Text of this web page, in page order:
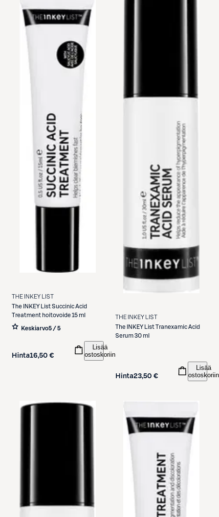
THE INKEY LIST
The INKEY ListSuccinic Acid
Treatment hoitovoide 15 ml
Keskiarvo5 / 5
Hinta16,50 €
Lisää
ostoskoriin
THE INKEY LIST
The INKEY List Tranexamic Acid
Serum 30 ml
Hinta23,50 €
Lisää
ostoskoriin